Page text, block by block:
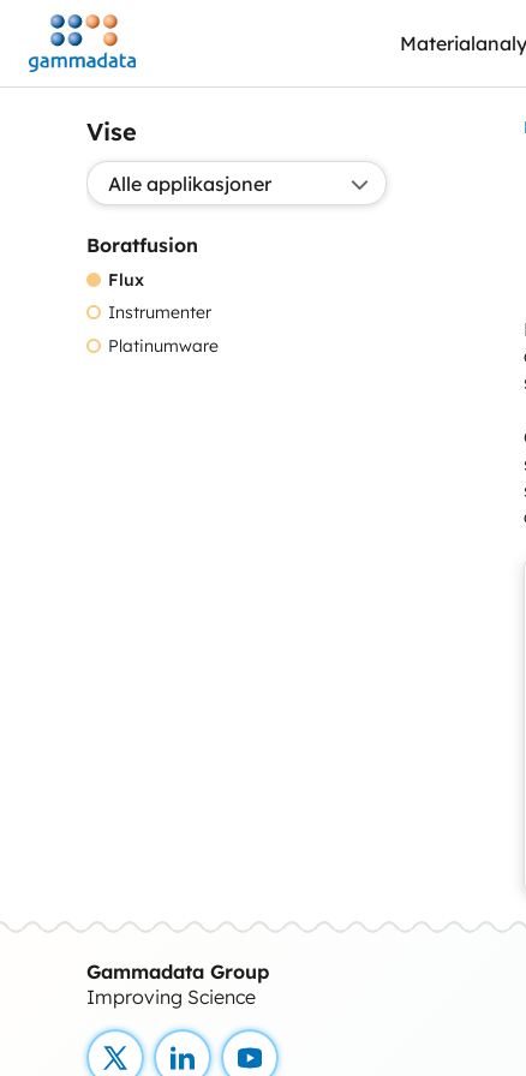
Hopp
hovedinnholdett
Vise
Valg applikasjon:
Boratfusion
Flux
Instrumenter
Platinumware
Gammadata Group
Improving Science
X LinkedInYouTube